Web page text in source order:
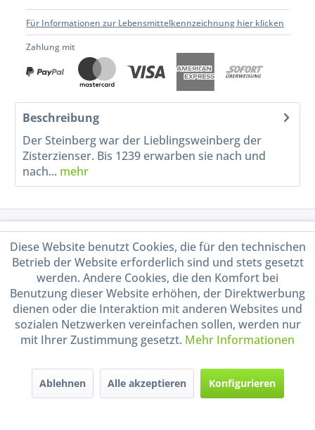
Für Informationen zur Lebensmittelkennzeichnung hier klicken
Zahlung mit
Beschreibung
Der Steinberg war der Lieblingsweinberg der
Zisterzienser. Bis 1239 erwarben sie nach und
nach... mehr
Shop Service
Informationen
Handel mit BIO-Weinen
durch DE-ÖKO-009
Diese Website benutzt Cookies, die für den technischen
Betrieb der Website erforderlich sind und stets gesetzt
werden. Andere Cookies, die den Komfort bei
Benutzung dieser Website erhöhen, der Direktwerbung
dienen oder die Interaktion mit anderen Websites und
sozialen Netzwerken vereinfachen sollen, werden nur
mit Ihrer Zustimmung gesetzt. Mehr Informationen
Ablehnen Alle akzeptieren Konfigurieren